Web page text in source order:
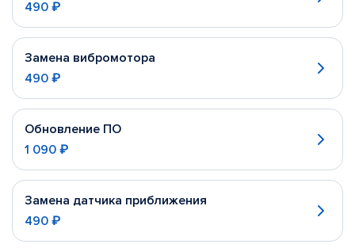
490 ₽
Замена вибромотора
490 ₽
Обновление ПО
1 090 ₽
Замена датчика приближения
490 ₽